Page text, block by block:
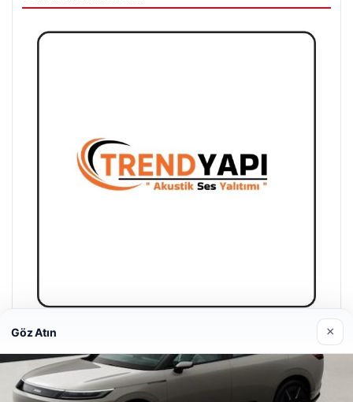
Trend Yapı Akustik
18/04/2026
Göz Atın ×